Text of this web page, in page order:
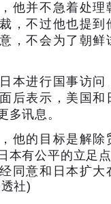
他并不急着处理
，不过他也提到
，不会为了朝鲜
本进行国事访问
后表示，美国和
多讯息。
他的目标是解除
本有公平的立足点
同意和日本扩大
社)